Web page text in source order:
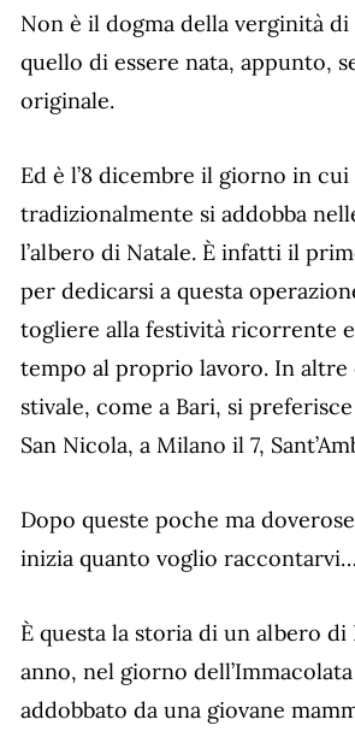
Non è il dogma della verginità di
quello di essere nata, appunto,
originale.
Ed è l’8 dicembre il giorno in cui
tradizionalmente si addobba
l’albero di Natale. È infatti il
per dedicarsi a questa
togliere alla festività ricorrente
tempo al proprio lavoro. In
stivale, come a Bari, si
San Nicola, a Milano il 7,
Dopo queste poche ma
inizia quanto voglio raccontarvi…
È questa la storia di un albero
anno, nel giorno
addobbato da una giovane